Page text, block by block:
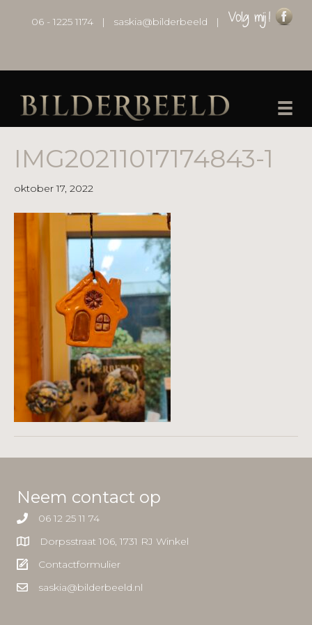
06 - 1225 1174 | saskia@bilderbeeld |
IMG20211017174843-1
oktober 17, 2022
Neem contact op
06 12 25 11 74
Dorpsstraat 106, 1731 RJ Winkel
Contactformulier
saskia@bilderbeeld.nl